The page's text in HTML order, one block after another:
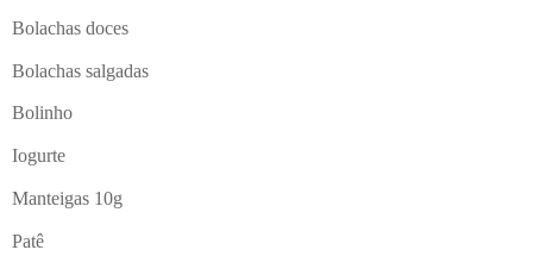
Bolachas doces
Bolachas salgadas
Bolinho
Iogurte
Manteigas 10g
Patê